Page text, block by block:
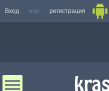
Вход или регистрация